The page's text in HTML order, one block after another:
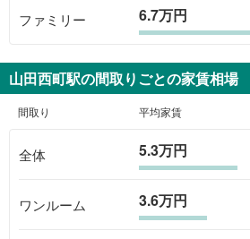
ファミリー 6.7万円
山田西町駅の間取りごとの家賃相場
間取り 平均家賃
全体 5.3万円
ワンルーム 3.6万円